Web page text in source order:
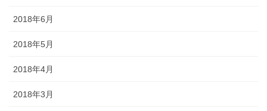
2018年6月
2018年5月
2018年4月
2018年3月